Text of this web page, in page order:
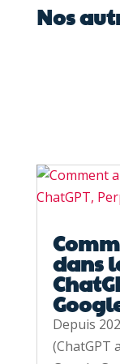
Nos
dans
Depuis
(ChatGPT